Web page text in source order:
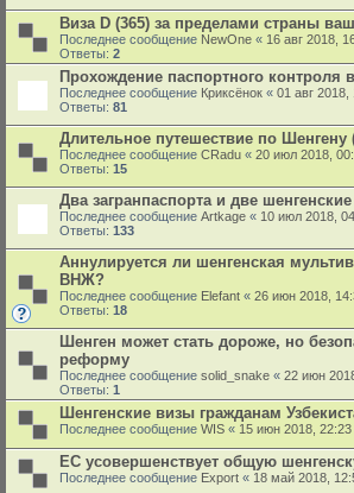
Виза D (365) за пределами страны
Последнее сообщение NewOne « 16 авг 2018,
Ответы: 2
Прохождение паспортного
Последнее сообщение Криксёнок « 01 авг 2018,
Ответы: 81
Длительное путешествие по Шенгену
Последнее сообщение CRadu « 20 июл 2018,
Ответы: 15
Два загранпаспорта и две
Последнее сообщение Artkage « 10 июл 2018,
Ответы: 133
Аннулируется ли шенгенская
ВНЖ?
Последнее сообщение Elefant « 26 июн 2018,
Ответы: 18
Шенген может стать дороже, но
реформу
Последнее сообщение solid_snake « 22 июн
Ответы: 1
Шенгенские визы гражданам
Последнее сообщение WIS « 15 июн 2018, 22:23
ЕС усовершенствует общую
Последнее сообщение Export « 18 май 2018,